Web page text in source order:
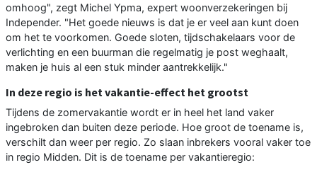
omhoog", zegt Michel Ypma, expert woonverzekeringen bij
Independer. "Het goede nieuws is dat je er veel aan kunt doen
om het te voorkomen. Goede sloten, tijdschakelaars voor de
verlichting en een buurman die regelmatig je post weghaalt,
maken je huis al een stuk minder aantrekkelijk."
In deze regio is het vakantie-effect het grootst
Tijdens de zomervakantie wordt er in heel het land vaker
ingebroken dan buiten deze periode. Hoe groot de toename is,
verschilt dan weer per regio. Zo slaan inbrekers vooral vaker toe
in regio Midden. Dit is de toename per vakantieregio: